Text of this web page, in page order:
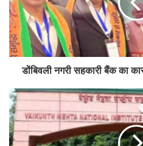
डोंबिवली नगरी सहकारी बैंक का